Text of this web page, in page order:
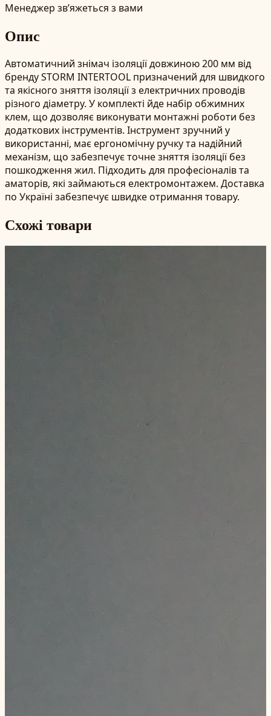
Менеджер зв’яжеться з вами
Опис
Автоматичний знімач ізоляції довжиною 200 мм від
бренду STORM INTERTOOL призначений для швидкого
та якісного зняття ізоляції з електричних проводів
різного діаметру. У комплекті йде набір обжимних
клем, що дозволяє виконувати монтажні роботи без
додаткових інструментів. Інструмент зручний у
використанні, має ергономічну ручку та надійний
механізм, що забезпечує точне зняття ізоляції без
пошкодження жил. Підходить для професіоналів та
аматорів, які займаються електромонтажем. Доставка
по Україні забезпечує швидке отримання товару.
Схожі товари